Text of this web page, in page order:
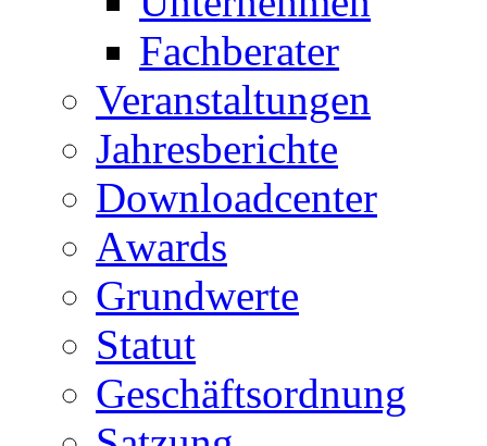
Fachberater
Veranstaltungen
Jahresberichte
Downloadcenter
Awards
Grundwerte
Statut
Geschäftsordnung